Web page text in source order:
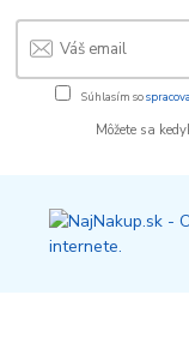
Súhlasím so
Môžete sa